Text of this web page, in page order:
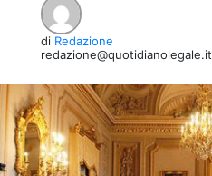
di Redazione
redazione@quotidianolegale.it